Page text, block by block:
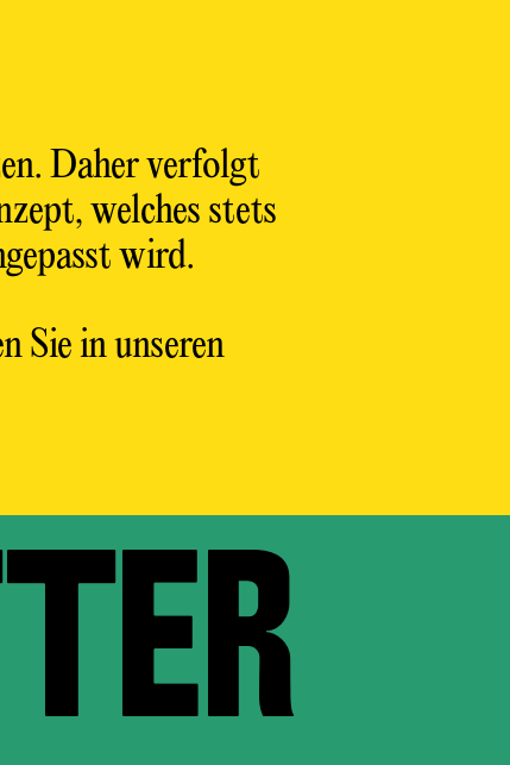
Daher verfolgt
welches stets
wird.
Sie in unseren